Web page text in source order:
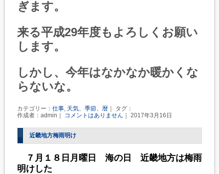
ぎます。
来る平成29年度もよろしくお願い
します。
しかし、今年はなかなか暖かくな
らないな。
カテゴリー： 仕事 天気、季節、暦 ｜ タグ：
作成者：admin｜
コメントはありません ｜ 2017年3月16日
近畿地方梅雨明け
７月１８日月曜日 海の日 近畿地方は梅雨
明けした